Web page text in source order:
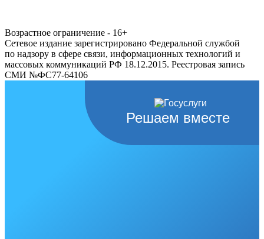
Возрастное ограничение - 16+
Сетевое издание зарегистрировано Федеральной службой
по надзору в сфере связи, информационных технологий и
массовых коммуникаций РФ 18.12.2015. Реестровая запись
СМИ №ФС77-64106
Решаем вместе